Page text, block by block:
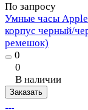
По запросу
Умные часы
корпус черный/
ремешок)
0
0
В наличии
Заказать